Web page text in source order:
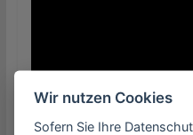
Wir nutzen Cookies
Sofern Sie Ihre